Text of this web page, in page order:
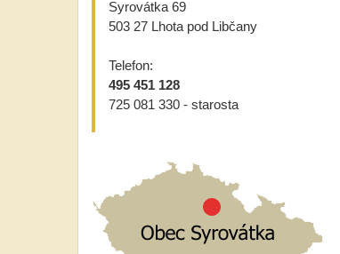
Syrovátka 69
503 27 Lhota pod Libčany
Telefon:
495 451 128
725 081 330 - starosta